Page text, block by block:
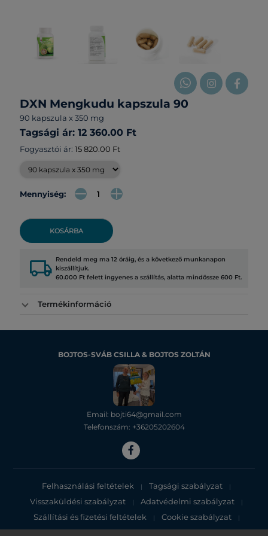
DXN Mengkudu kapszula 90
90 kapszula x 350 mg
Tagsági ár: 12 360.00 Ft
Fogyasztói ár: 15 820.00 Ft
Mennyiség:
KOSÁRBA
local_shipping Rendeld meg ma 12 óráig, és a következő munkanapon
kiszállítjuk.
60.000 Ft felett ingyenes a szállítás, alatta mindössze 600 Ft.
Termékinformáció
BOJTOS-SVÁB CSILLA & BOJTOS ZOLTÁN
Email: bojti64@gmail.com
Telefonszám: +36205202604
Felhasználási feltételek | Tagsági szabályzat |
Visszaküldési szabályzat | Adatvédelmi szabályzat |
Szállítási és fizetési feltételek | Cookie szabályzat |
Adatvédelmi tájékoztató